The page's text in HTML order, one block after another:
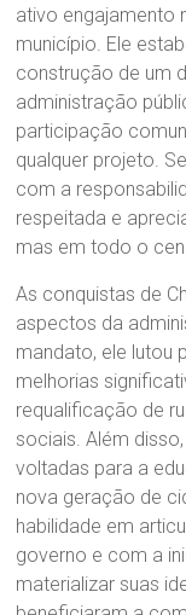
ativo engajamento
município. Ele
construção de um
administração
participação
qualquer projeto.
com a
respeitada e
mas em todo o
As conquistas de
aspectos da
mandato, ele lutou
melhorias
requalificação de
sociais. Além
voltadas para a
nova geração de
habilidade em
governo e com a
materializar suas